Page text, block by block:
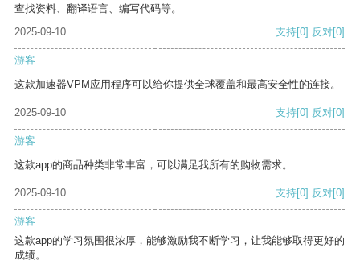
查找资料、翻译语言、编写代码等。
2025-09-10
支持[0] 反对[0]
游客
这款加速器VPM应用程序可以给你提供全球覆盖和最高安全性的连接。
2025-09-10 支持[0] 反对[0]
游客
这款app的商品种类非常丰富，可以满足我所有的购物需求。
2025-09-10 支持[0] 反对[0]
游客
这款app的学习氛围很浓厚，能够激励我不断学习，让我能够取得更好的
成绩。